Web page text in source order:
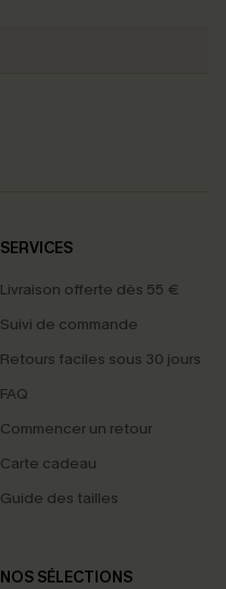
SERVICES
Livraison offerte dès 55 €
Suivi de commande
Retours faciles sous 30 jours
FAQ
Commencer un retour
Carte cadeau
Guide des tailles
NOS SÉLECTIONS